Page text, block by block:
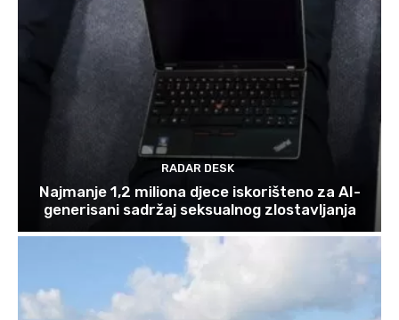
RADAR DESK
Najmanje 1,2 miliona djece iskorišteno za AI-
generisani sadržaj seksualnog zlostavljanja